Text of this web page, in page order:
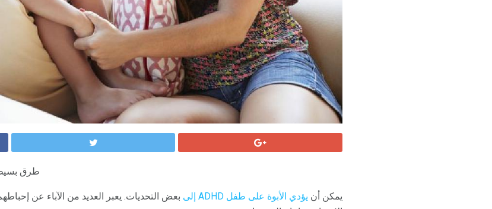
طرق
يمكن أن يؤدي الأبوة على طفل ADHD إلى
بعض التحديات. يعبر العديد من الآباء عن